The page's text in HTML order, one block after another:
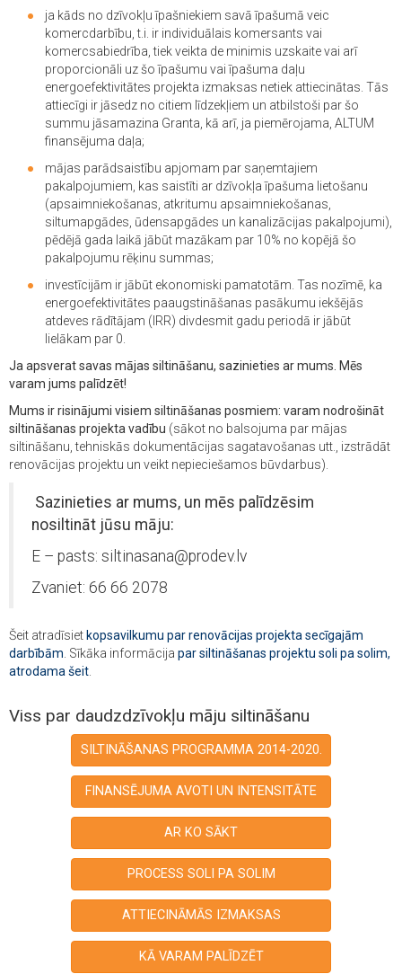
ja kāds no dzīvokļu īpašniekiem savā īpašumā veic
komercdarbību, t.i. ir individuālais komersants vai
komercsabiedrība, tiek veikta de minimis uzskaite vai arī
proporcionāli uz šo īpašumu vai īpašuma daļu
energoefektivitātes projekta izmaksas netiek attiecinātas. Tās
attiecīgi ir jāsedz no citiem līdzekļiem un atbilstoši par šo
summu jāsamazina Granta, kā arī, ja piemērojama, ALTUM
finansējuma daļa;
mājas parādsaistību apjomam par saņemtajiem
pakalpojumiem, kas saistīti ar dzīvokļa īpašuma lietošanu
(apsaimniekošanas, atkritumu apsaimniekošanas,
siltumapgādes, ūdensapgādes un kanalizācijas pakalpojumi),
pēdējā gada laikā jābūt mazākam par 10% no kopējā šo
pakalpojumu rēķinu summas;
investīcijām ir jābūt ekonomiski pamatotām. Tas nozīmē, ka
energoefektivitātes paaugstināšanas pasākumu iekšējās
atdeves rādītājam (IRR) divdesmit gadu periodā ir jābūt
lielākam par 0.
Ja apsverat savas mājas siltināšanu, sazinieties ar mums. Mēs
varam jums palīdzēt!
Mums ir risinājumi visiem siltināšanas posmiem: varam nodrošināt
siltināšanas projekta vadību (sākot no balsojuma par mājas
siltināšanu, tehniskās dokumentācijas sagatavošanas utt., izstrādāt
renovācijas projektu un veikt nepieciešamos būvdarbus).
Sazinieties ar mums, un mēs palīdzēsim
nosiltināt jūsu māju:
E – pasts: siltinasana@prodev.lv
Zvaniet: 66 66 2078
Šeit atradīsiet kopsavilkumu par renovācijas projekta secīgajām
darbībām . Sīkāka informācija par siltināšanas projektu soli pa solim,
atrodama šeit
Viss par daudzdzīvokļu māju siltināšanu
SILTINĀŠANAS PROGRAMMA 2014-2020.
FINANSĒJUMA AVOTI UN INTENSITĀTE
AR KO SĀKT
PROCESS SOLI PA SOLIM
ATTIECINĀMĀS IZMAKSAS
KĀ VARAM PALĪDZĒT